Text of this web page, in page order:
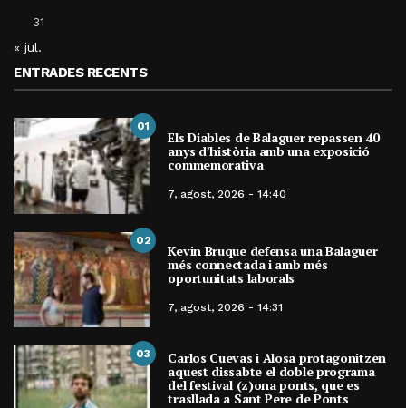
31
« jul.
ENTRADES RECENTS
01
Els Diables de Balaguer repassen 40
anys d’història amb una exposició
commemorativa
7, agost, 2026 - 14:40
02
Kevin Bruque defensa una Balaguer
més connectada i amb més
oportunitats laborals
7, agost, 2026 - 14:31
03 Carlos Cuevas i Alosa protagonitzen
aquest dissabte el doble programa
del festival (z)ona ponts, que es
trasllada a Sant Pere de Ponts